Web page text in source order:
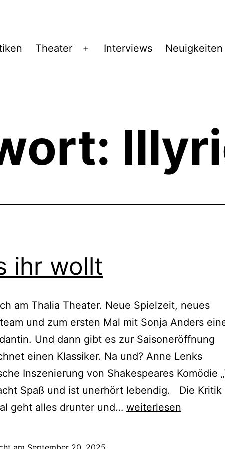
Theater
Menü
Interviews Neuigkeiten
ihr wollt
am Thalia Theater. Neue Spielzeit, neues
und zum ersten Mal mit Sonja Anders
Und dann gibt es zur Saisoneröffnung
einen Klassiker. Na und? Anne Lenks
Inszenierung von Shakespeares Komödie
Spaß und ist unerhört lebendig. Die Kritik
geht alles drunter und… Was
weiterlesen